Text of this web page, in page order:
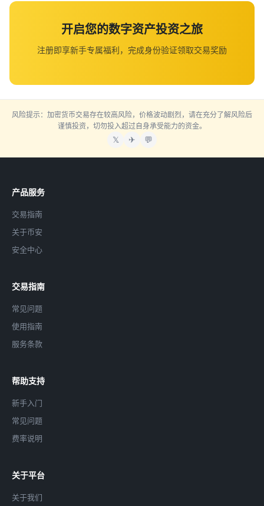
开启您的数字资产投资之旅
注册即享新手专属福利，完成身份验证领取交易奖励
风险提示：加密货币交易存在较高风险，价格波动剧烈，请在充分了解风险后
谨慎投资，切勿投入超过自身承受能力的资金。
𝕏 ✈ 💬
产品服务
交易指南
关于币安
安全中心
交易指南
常见问题
使用指南
服务条款
帮助支持
新手入门
常见问题
费率说明
关于平台
关于我们